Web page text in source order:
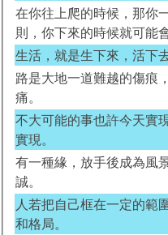
在你往上爬的時候，那你
則，你下來的時候就可能
生活，就是生下來，活下去
路是大地一道難越的傷痕
痛。
不大可能的事也許今天實
實現。
有一種緣，放手後成為風
誠。
人若把自己框在一定的範
和格局。